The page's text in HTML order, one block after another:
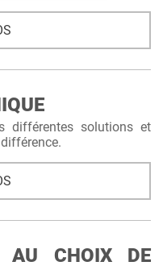
différentes solutions et
AU CHOIX DE